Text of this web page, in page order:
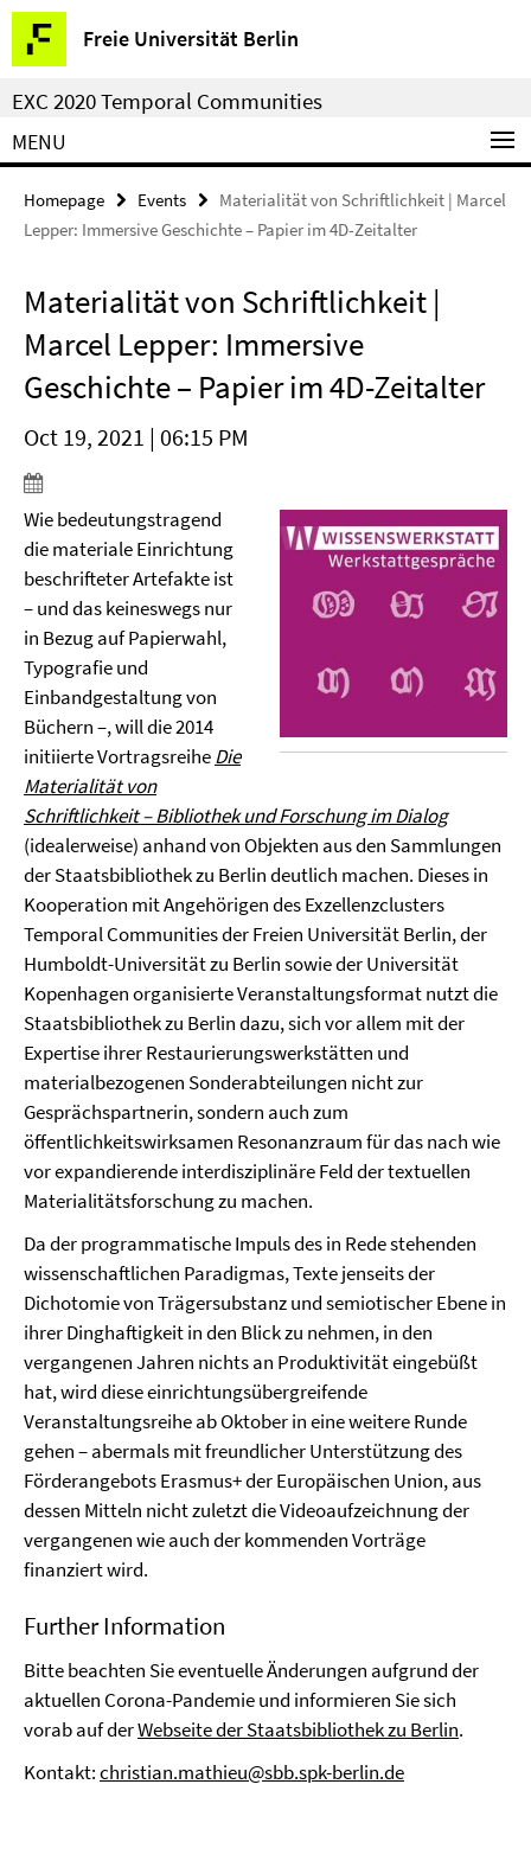
Springe
direkt
zu
Inhalt
Freie Universität Berlin
Service
Navigation
EXC 2020 Temporal Communities
MENU
Homepage Events
Materialität von Schriftlichkeit | Marcel
Lepper: Immersive Geschichte – Papier im 4D-Zeitalter
Materialität von Schriftlichkeit |
Marcel Lepper: Immersive
Geschichte – Papier im 4D-Zeitalter
Oct 19, 2021 | 06:15 PM
Wie bedeutungstragend
die materiale Einrichtung
beschrifteter Artefakte ist
– und das keineswegs nur
in Bezug auf Papierwahl,
Typografie und
Einbandgestaltung von
Büchern –, will die 2014
initiierte VortragsreiheDie
Materialität von
Schriftlichkeit – Bibliothek und Forschung im Dialog
(idealerweise) anhand von Objekten aus den Sammlungen
der Staatsbibliothek zu Berlin deutlich machen. Dieses in
Kooperation mit Angehörigen des Exzellenzclusters
Temporal Communities der Freien Universität Berlin, der
Humboldt-Universität zu Berlin sowie der Universität
Kopenhagen organisierte Veranstaltungsformat nutzt die
Staatsbibliothek zu Berlin dazu, sich vor allem mit der
Expertise ihrer Restaurierungswerkstätten und
materialbezogenen Sonderabteilungen nicht zur
Gesprächspartnerin, sondern auch zum
öffentlichkeitswirksamen Resonanzraum für das nach wie
vor expandierende interdisziplinäre Feld der textuellen
Materialitätsforschung zu machen.
Da der programmatische Impuls des in Rede stehenden
wissenschaftlichen Paradigmas, Texte jenseits der
Dichotomie von Trägersubstanz und semiotischer Ebene in
ihrer Dinghaftigkeit in den Blick zu nehmen, in den
vergangenen Jahren nichts an Produktivität eingebüßt
hat, wird diese einrichtungsübergreifende
Veranstaltungsreihe ab Oktober in eine weitere Runde
gehen – abermals mit freundlicher Unterstützung des
Förderangebots Erasmus+ der Europäischen Union, aus
dessen Mitteln nicht zuletzt die Videoaufzeichnung der
vergangenen wie auch der kommenden Vorträge
finanziert wird.
Further Information
Bitte beachten Sie eventuelle Änderungen aufgrund der
aktuellen Corona-Pandemie und informieren Sie sich
vorab auf derWebseite der Staatsbibliothek zu Berlin.
Kontakt:christian.mathieu@sbb.spk-berlin.de